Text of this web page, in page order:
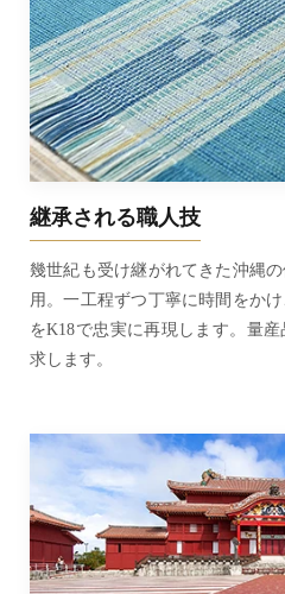
継承される職人技
幾世紀も受け継がれてきた沖縄
用。一工程ずつ丁寧に時間をか
をK18で忠実に再現します。量
求します。